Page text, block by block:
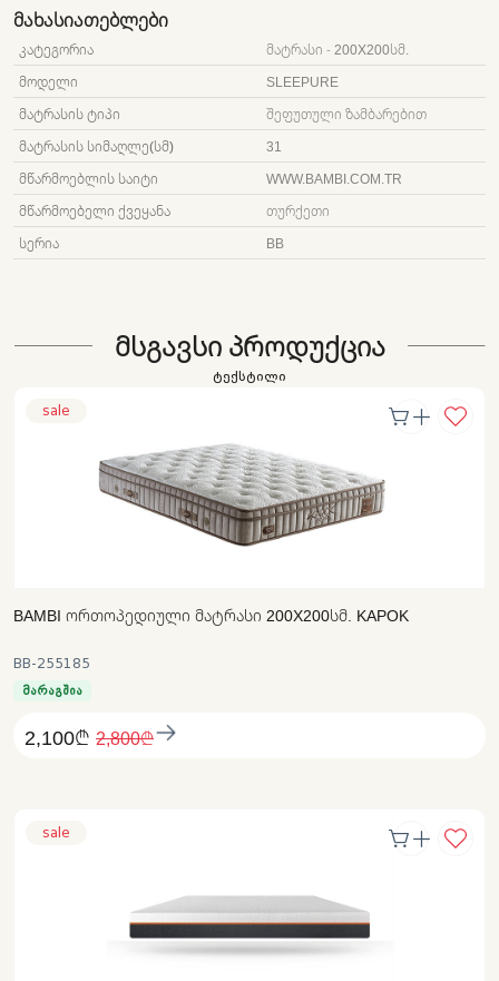
ᲛᲐᲮᲐᲡᲘᲐᲗᲔᲑᲚᲔᲑᲘ
ᲙᲐᲢᲔᲒᲝᲠᲘᲐ
ᲛᲐᲢᲠᲐᲡᲘ - 200X200ᲡᲛ.
ᲛᲝᲓᲔᲚᲘ
SLEEPURE
ᲛᲐᲢᲠᲐᲡᲘᲡ ᲢᲘᲞᲘ
ᲨᲔᲤᲣᲗᲣᲚᲘ ᲖᲐᲛᲑᲐᲠᲔᲑᲘᲗ
ᲛᲐᲢᲠᲐᲡᲘᲡ ᲡᲘᲛᲐᲦᲚᲔ(ᲡᲛ)
31
ᲛᲬᲐᲠᲛᲝᲔᲑᲚᲘᲡ ᲡᲐᲘᲢᲘ
WWW.BAMBI.COM.TR
ᲛᲬᲐᲠᲛᲝᲔᲑᲔᲚᲘ ᲥᲕᲔᲧᲐᲜᲐ
ᲗᲣᲠᲥᲔᲗᲘ
ᲡᲔᲠᲘᲐ
BB
ᲛᲡᲒᲐᲕᲡᲘ ᲞᲠᲝᲓᲣᲥᲪᲘᲐ
ტექსტილი
sale
BAMBI ᲝᲠᲗᲝᲞᲔᲓᲘᲣᲚᲘ ᲛᲐᲢᲠᲐᲡᲘ 200X200ᲡᲛ. KAPOK
BB-255185
მარაგშია
2,100₾ 2,800₾
sale